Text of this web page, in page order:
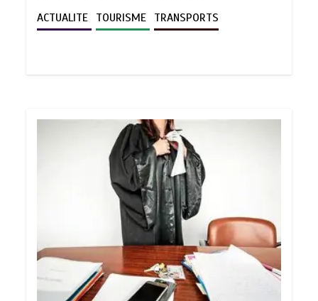
ACTUALITE TOURISME TRANSPORTS